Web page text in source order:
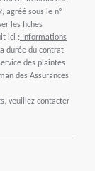
agréé sous le n°
les fiches
ici : Informations
durée du contrat
des plaintes
des Assurances
veuillez contacter